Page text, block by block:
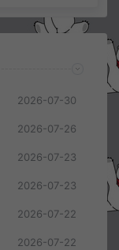
2026-07-30
2026-07-26
2026-07-23
2026-07-23
2026-07-22
2026-07-22